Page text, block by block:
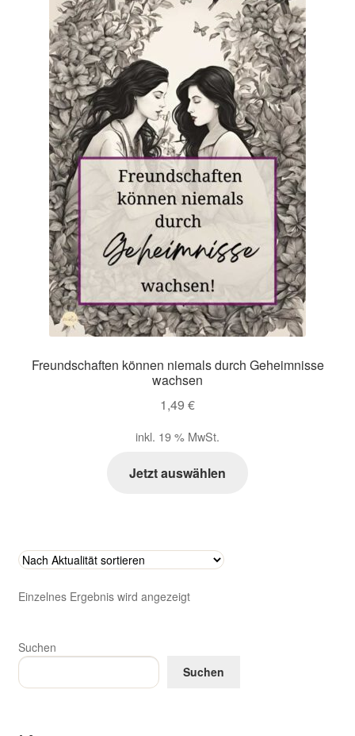
Gutscheine und Aktionen
Impressum
Kasse
Mein Konto
Richtlinie für Rückerstattungen und Rückgaben
Über Wohlzeit
Versandarten
Vertrag widerrufen
Widerrufsbelehrung
Freundschaften können niemals durch Geheimnisse
wachsen
1,49 €
inkl. 19 % MwSt.
Jetzt auswählen
Einzelnes Ergebnis wird angezeigt
Suchen
Suchen